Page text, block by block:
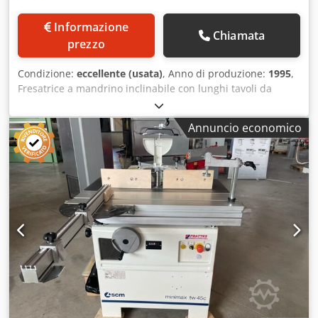
prezzo
Chiamata
Condizione: eccellente (usata), Anno di produzione: 1995,
Fresatrice a mandrino inclinabile con lunghi tavoli da
lavoro e avanzatore Potenza motore 5,5 kW, 400 V, 50 Hz
Codpfx Agoyynptsgerf Velocità mandrino fresa
3.500/4.500/6.000/8.000/10.000 giri/min con indicazione
digitale Altezza utile mandrino fresa 180 mm Corsa
verticale del mandrino fresa 155 mm Mandrino
intercambiabile MK 5 diametro 30 mm Fresa inclinabile
+45° / -10° Regolazione in altezza della fresa elettrica con
indicazione digitale Regolazione angolare della fresa
elettrica con indicazione digitale Regolazione manuale
della battuta fresa con regolazione fine Rotazione
destra/sinistra del mandrino fresa CE Attacco aspirazione
2 x 120 mm Altezza piano di lavoro 860 mm Incluso battuta
per fresatura ad arco Incluso mandrino intercambiabile
MK 5 diametro 25 mm Incluso mandrino intercambiabile
MK 5 diametro 50 mm Dimensioni L x P x A ca. = 2650 x
Annuncio economico